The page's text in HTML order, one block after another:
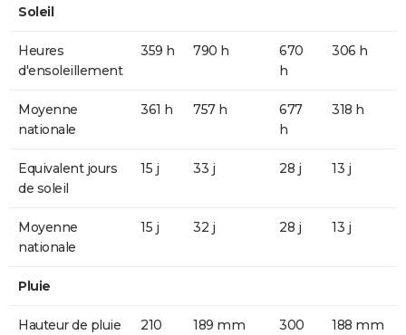
Soleil
Heures
d'ensoleillement
359 h 790 h
670
h
306 h
Moyenne
nationale
361 h 757 h
677
h
318 h
Equivalent jours
de soleil
15 j 33 j 28 j 13 j
Moyenne
nationale
15 j 32 j 28 j 13 j
Pluie
Hauteur de pluie
210
189 mm
300
188 mm